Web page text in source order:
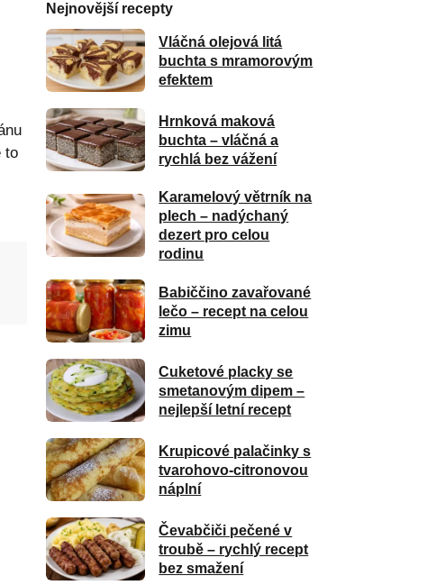
to
Nejnovější recepty
Vláčná olejová litá
buchta s mramorovým
efektem
Hrnková maková
buchta – vláčná a
rychlá bez vážení
Karamelový větrník na
plech – nadýchaný
dezert pro celou
rodinu
Babiččino zavařované
lečo – recept na celou
zimu
Cuketové placky se
smetanovým dipem –
nejlepší letní recept
Krupicové palačinky s
tvarohovo-citronovou
náplní
Čevabčiči pečené v
troubě – rychlý recept
bez smažení